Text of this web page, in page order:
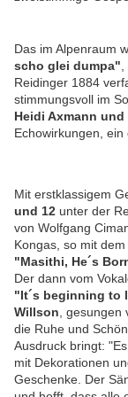
Das im Alpenraum
scho glei dumpa"
Reidinger 1884
stimmungsvoll im
Heidi Axmann
Echowirkungen, ein
Mit erstklassigem
und 12 unter der
von Wolfgang
Kongas, so mit
"Masithi, He´s
Der dann vom
"It´s beginning to
Willson ,
die Ruhe und
Ausdruck bringt:
mit Dekorationen
Geschenke. Der